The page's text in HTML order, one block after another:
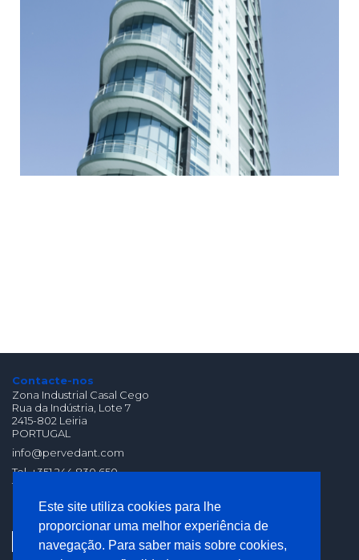
Este site utiliza cookies para lhe
proporcionar uma melhor experiência de
navegação. Para saber mais sobre cookies,
Contacte-nos
Zona Industrial Casal Cego
Rua da Indústria, Lote 7
2415-802 Leiria
PORTUGAL
info@pervedant.com
Tel. +351 244 830 650
fax. +351 244 830 659
Fixa Nacional)